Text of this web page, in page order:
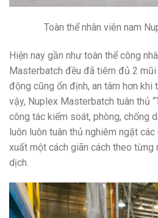
Toàn thể nhân viên nam
Hiện nay gần như toàn thể công
Masterbatch đều đã tiêm đủ 2
động cũng ổn định, an tâm hơn khi
vậy, Nuplex Masterbatch tuân thủ
công tác kiểm soát, phòng, chống
luôn luôn tuân thủ nghiêm ngặt
xuất một cách giãn cách theo từng
dịch.